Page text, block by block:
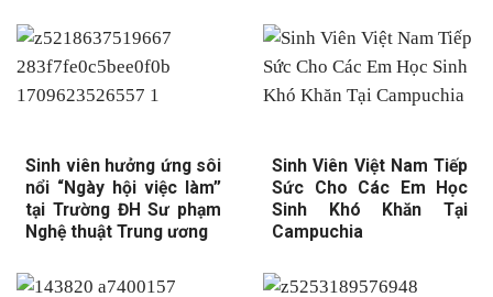
Sinh viên hưởng ứng sôi
nổi “Ngày hội việc làm”
tại Trường ĐH Sư phạm
Nghệ thuật Trung ương
Sinh Viên Việt Nam Tiếp
Sức Cho Các Em Học
Sinh Khó Khăn Tại
Campuchia